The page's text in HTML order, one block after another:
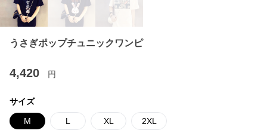
うさぎポップチュニックワンピ
4,420 円
サイズ
M L XL 2XL